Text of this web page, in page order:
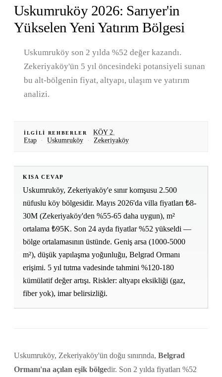
Uskumruköy 2026: Sarıyer'in
Yükselen Yeni Yatırım Bölgesi
Uskumruköy son 2 yılda %52 değer kazandı.
Zekeriyaköy'ün 5 yıl öncesindeki potansiyeli sunan
bu alt-bölgenin fiyat, altyapı, ulaşım ve yatırım
analizi.
İLGILI REHBERLER
KÖY 2.
Etap · Uskumruköy · Zekeriyaköy
KISA CEVAP
Uskumruköy, Zekeriyaköy'e sınır komşusu 2.500
nüfuslu köy bölgesidir. Mayıs 2026'da villa fiyatları ₺8-
30M (Zekeriyaköy'den %55-65 daha uygun), m²
ortalama ₺95K. Son 24 ayda fiyatlar %52 yükseldi —
bölge ortalamasının üstünde. Geniş arsa (1000-5000
m²), düşük yapılaşma yoğunluğu, Belgrad Ormanı
erişimi. 5 yıl tutma vadesinde tahmini %120-180
kümülatif değer artışı. Riskler: altyapı eksikliği (gaz,
fiber yok), imar belirsizliği.
Uskumruköy, Zekeriyaköy'ün doğu sınırında, Belgrad
Ormanı'na açılan eşik bölgedir. Son 2 yılda fiyatları %52